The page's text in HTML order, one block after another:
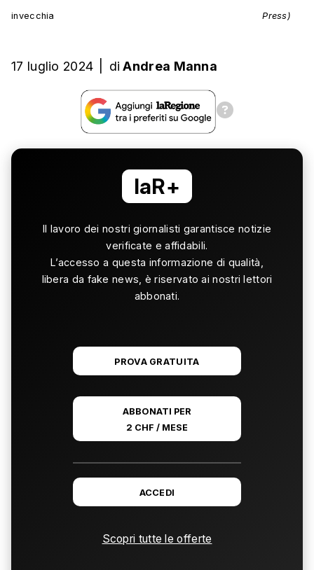
invecchia Press)
17 luglio 2024 di Andrea Manna
laR+
Il lavoro dei nostri giornalisti garantisce notizie
verificate e affidabili.
L’accesso a questa informazione di qualità,
libera da fake news, è riservato ai nostri lettori
abbonati.
PROVA GRATUITA
ABBONATI PER
2 CHF / MESE
ACCEDI
Scopri tutte le offerte